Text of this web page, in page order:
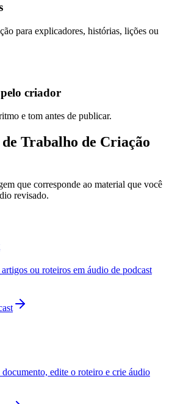
para explicadores, histórias, lições ou
criador
e tom antes de publicar.
Trabalho de Criação
que corresponde ao material que você
revisado.
ou roteiros em áudio de podcast
edite o roteiro e crie áudio